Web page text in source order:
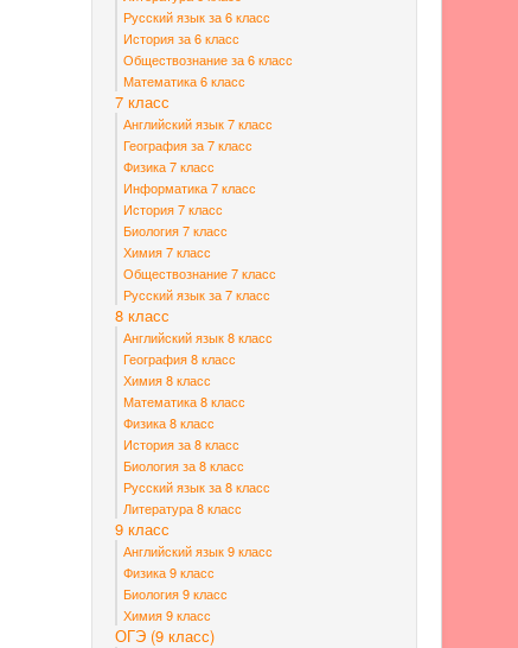
Русский язык за 6 класс
История за 6 класс
Обществознание за 6 класс
Математика 6 класс
7 класс
Английский язык 7 класс
География за 7 класс
Физика 7 класс
Информатика 7 класс
История 7 класс
Биология 7 класс
Химия 7 класс
Обществознание 7 класс
Русский язык за 7 класс
8 класс
Английский язык 8 класс
География 8 класс
Химия 8 класс
Математика 8 класс
Физика 8 класс
История за 8 класс
Биология за 8 класс
Русский язык за 8 класс
Литература 8 класс
9 класс
Английский язык 9 класс
Физика 9 класс
Биология 9 класс
Химия 9 класс
ОГЭ (9 класс)